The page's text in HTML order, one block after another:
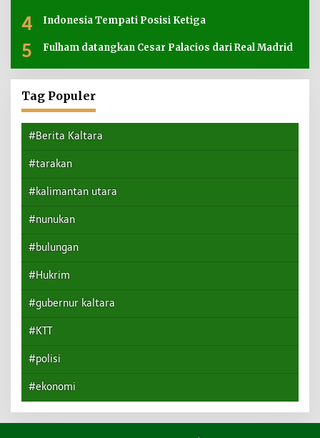
4 Indonesia Tempati Posisi Ketiga
5 Fulham datangkan Cesar Palacios dari Real Madrid
Tag Populer
#Berita Kaltara
#tarakan
#kalimantan utara
#nunukan
#bulungan
#Hukrim
#gubernur kaltara
#KTT
#polisi
#ekonomi